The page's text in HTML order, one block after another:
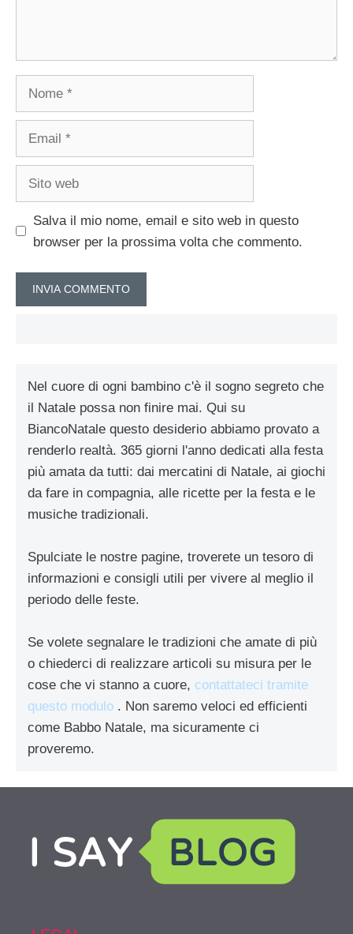
Salva il mio nome, email e sito web in questo
browser per la prossima volta che commento.
Nel cuore di ogni bambino c'è il sogno segreto che
il Natale possa non finire mai. Qui su
BiancoNatale questo desiderio abbiamo provato a
renderlo realtà. 365 giorni l'anno dedicati alla festa
più amata da tutti: dai mercatini di Natale, ai giochi
da fare in compagnia, alle ricette per la festa e le
musiche tradizionali.
Spulciate le nostre pagine, troverete un tesoro di
informazioni e consigli utili per vivere al meglio il
periodo delle feste.
Se volete segnalare le tradizioni che amate di più
o chiederci di realizzare articoli su misura per le
cose che vi stanno a cuore, contattateci tramite
questo modulo . Non saremo veloci ed efficienti
come Babbo Natale, ma sicuramente ci
proveremo.